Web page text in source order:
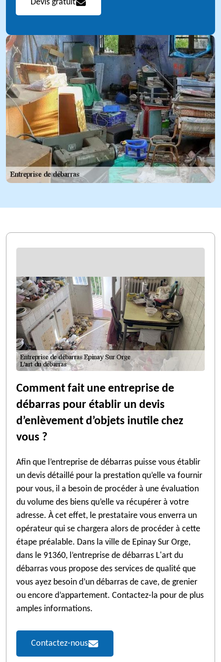
Devis gratuit
Comment fait une entreprise de
débarras pour établir un devis
d’enlèvement d’objets inutile chez
vous ?
Afin que l’entreprise de débarras puisse vous établir
un devis détaillé pour la prestation qu’elle va fournir
pour vous, il a besoin de procéder à une évaluation
du volume des biens qu’elle va récupérer à votre
adresse. À cet effet, le prestataire vous enverra un
opérateur qui se chargera alors de procéder à cette
étape préalable. Dans la ville de Epinay Sur Orge,
dans le 91360, l’entreprise de débarras L'art du
débarras vous propose des services de qualité que
vous ayez besoin d’un débarras de cave, de grenier
ou encore d’appartement. Contactez-la pour de plus
amples informations.
Contactez-nous